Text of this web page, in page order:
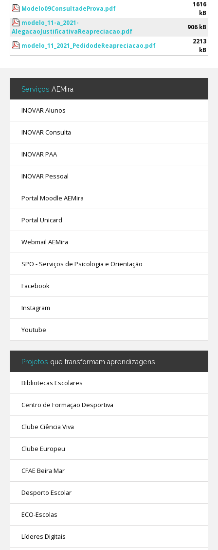
Modelo09ConsultadeProva.pdf
1616
kB
modelo_11-a_2021-
AlegacaoJustificativaReapreciacao.pdf
906 kB
modelo_11_2021_PedidodeReapreciacao.pdf
2213
kB
Serviços AEMira
INOVAR Alunos
INOVAR Consulta
INOVAR PAA
INOVAR Pessoal
Portal Moodle AEMira
Portal Unicard
Webmail AEMira
SPO - Serviços de Psicologia e Orientação
Facebook
Instagram
Youtube
Projetos que transformam aprendizagens
Bibliotecas Escolares
Centro de Formação Desportiva
Clube Ciência Viva
Clube Europeu
CFAE Beira Mar
Desporto Escolar
ECO-Escolas
Líderes Digitais